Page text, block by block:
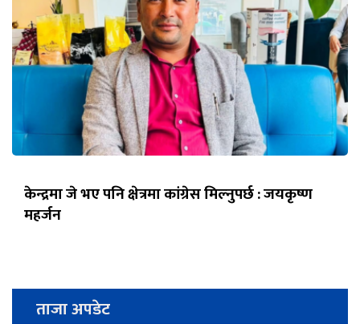
केन्द्रमा जे भए पनि क्षेत्रमा कांग्रेस मिल्नुपर्छ : जयकृष्ण
महर्जन
ताजा अपडेट